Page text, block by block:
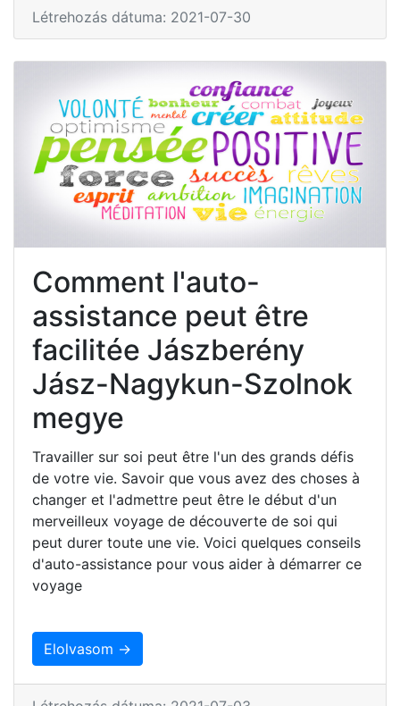
Létrehozás dátuma: 2021-07-30
Comment l'auto-
assistance peut être
facilitée Jászberény
Jász-Nagykun-Szolnok
megye
Travailler sur soi peut être l'un des grands défis
de votre vie. Savoir que vous avez des choses à
changer et l'admettre peut être le début d'un
merveilleux voyage de découverte de soi qui
peut durer toute une vie. Voici quelques conseils
d'auto-assistance pour vous aider à démarrer ce
voyage
Elolvasom →